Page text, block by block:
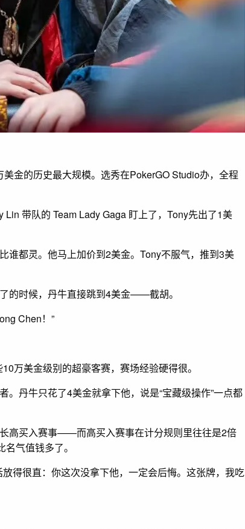
金的历史最大规模。选秀在PokerGO Studio办，全程
带队的 Team Lady Gaga 盯上了，Tony先出了1美
谁都灵。他马上加价到2美金。Tony不服气，推到3美
的时候，丹牛直接跳到4美金——截胡。
Chen！”
万美金级别的超豪客赛，赛场经验硬得很。
丹牛只花了4美金就拿下他，说是“宝藏级操作”一点都
高买入赛事——而高买入赛事在计分规则里往往是2倍
气值钱多了。
得很直：你这次没拿下他，一定会后悔。这张牌，我吃